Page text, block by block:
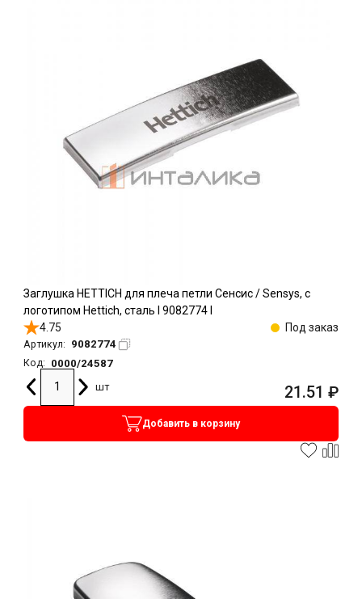
Заглушка HETTICH для плеча петли Сенсис / Sensys, с
логотипом Hettich, сталь l 9082774 l
4.75
Под заказ
Артикул: 9082774
Код:
0000/24587
шт
21.51 ₽
Добавить в корзину